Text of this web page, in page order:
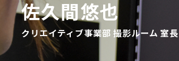
佐久間悠也
クリエイティブ事業部 撮影ルーム 室長